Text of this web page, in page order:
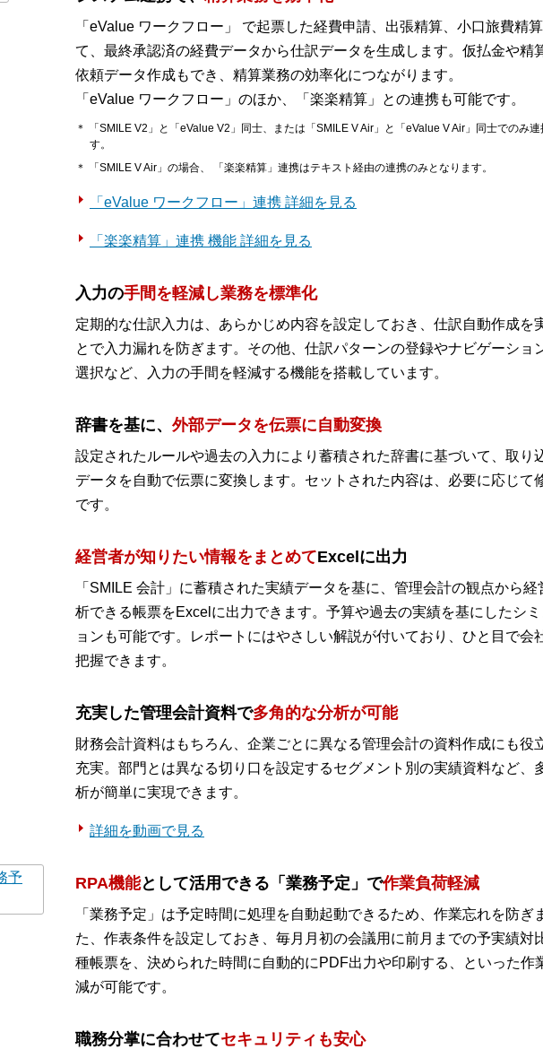
「eValue ワークフロー」 で起票した経費申請、出張精算、小口旅費精
て、最終承認済の経費データから仕訳データを生成します。仮払金や精
依頼データ作成もでき、精算業務の効率化につながります。
「eValue ワークフロー」のほか、「楽楽精算」との連携も可能です。
＊ 「SMILE V2」と「eValue V2」同士、または「SMILE V Air」と「eValue V Air」同士でのみ
す。
＊ 「SMILE V Air」の場合、 「楽楽精算」連携はテキスト経由の連携のみとなります。
「eValue ワークフロー」連携 詳細を見る
「楽楽精算」連携 機能 詳細を見る
入力の手間を軽減し業務を標準化
定期的な仕訳入力は、あらかじめ内容を設定しておき、仕訳自動作成を
とで入力漏れを防ぎます。その他、仕訳パターンの登録やナビゲーショ
選択など、入力の手間を軽減する機能を搭載しています。
辞書を基に、 外部データを伝票に自動変換
設定されたルールや過去の入力により蓄積された辞書に基づいて、取り
データを自動で伝票に変換します。セットされた内容は、必要に応じて
です。
経営者が知りたい情報をまとめてExcelに出力
「SMILE 会計」に蓄積された実績データを基に、管理会計の観点から経
析できる帳票をExcelに出力できます。予算や過去の実績を基にしたシ
ョンも可能です。レポートにはやさしい解説が付いており、ひと目で会
把握できます。
充実した管理会計資料で多角的な分析が可能
財務会計資料はもちろん、企業ごとに異なる管理会計の資料作成にも役
充実。部門とは異なる切り口を設定するセグメント別の実績資料など、
析が簡単に実現できます。
詳細を動画で見る
RPA機能として活用できる「業務予定」で作業負荷軽減
「業務予定」は予定時間に処理を自動起動できるため、作業忘れを防ぎ
た、作表条件を設定しておき、毎月月初の会議用に前月までの予実績対
種帳票を、決められた時間に自動的にPDF出力や印刷する、といった作
減が可能です。
職務分掌に合わせてセキュリティも安心